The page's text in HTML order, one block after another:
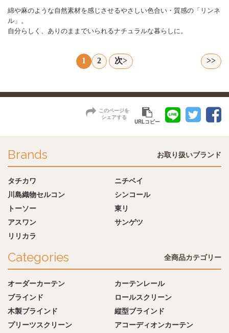
綿や麻のような自然素材を感じさせるやさしい色合い・質感の「リンネ
ル」。
自分らしく、ありのままでいられるナチュラルな暮らしに。
1 2 次> >>
このページを
シェアする
URLコピー
Brands お取り扱いブランド
タチカワ
ニチベイ
川島織物セルコン
シンコール
トーソー
東リ
アスワン
サンゲツ
リリカラ
Categories 全商品カテゴリー
オーダーカーテン
カーテンレール
ブラインド
ロールスクリーン
木製ブラインド
縦型ブラインド
プリーツスクリーン
アコーディオンカーテン